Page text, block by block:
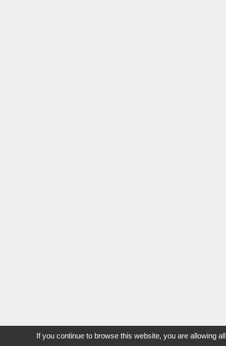
If you continue to browse this website, you are allowing